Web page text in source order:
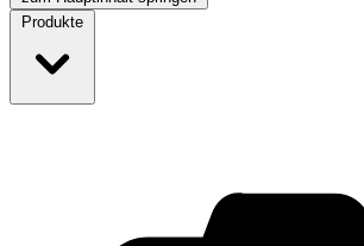
Produkte